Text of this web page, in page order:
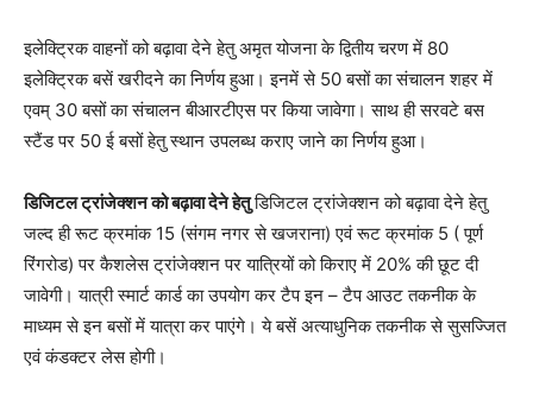
इलेक्ट्रिक वाहनों को बढ़ावा देने हेतु अमृत योजना के द्वितीय चरण में 80
इलेक्ट्रिक बसें खरीदने का निर्णय हुआ। इनमें से 50 बसों का संचालन शहर में
एवम् 30 बसों का संचालन बीआरटीएस पर किया जावेगा। साथ ही सरवटे बस
स्टैंड पर 50 ई बसों हेतु स्थान उपलब्ध कराए जाने का निर्णय हुआ।
डिजिटल ट्रांजेक्शन को बढ़ावा देने हेतुडिजिटल ट्रांजेक्शन को बढ़ावा देने हेतु
जल्द ही रूट क्रमांक 15 (संगम नगर से खजराना) एवं रूट क्रमांक 5 ( पूर्ण
रिंगरोड) पर कैशलेस ट्रांजेक्शन पर यात्रियों को किराए में 20% की छूट दी
जावेगी। यात्री स्मार्ट कार्ड का उपयोग कर टैप इन – टैप आउट तकनीक के
माध्यम से इन बसों में यात्रा कर पाएंगे। ये बसें अत्याधुनिक तकनीक से सुसज्जित
एवं कंडक्टर लेस होगी।